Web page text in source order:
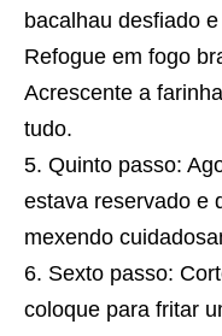
bacalhau desfiado
Refogue em fogo
Acrescente a
tudo.
Quinto passo:
estava reservado e
mexendo
Sexto passo:
coloque para fritar